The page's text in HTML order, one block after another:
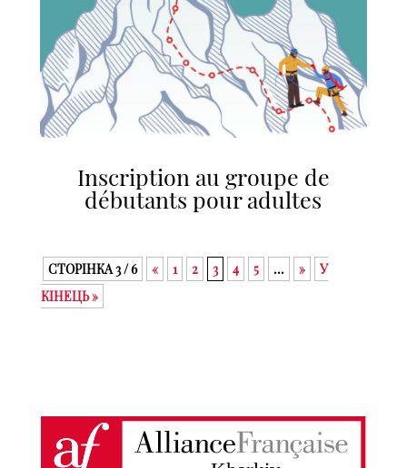
Inscription au groupe de
débutants pour adultes
СТОРІНКА 3 / 6 « 1 2 3 4 5 ... »
У
КІНЕЦЬ »